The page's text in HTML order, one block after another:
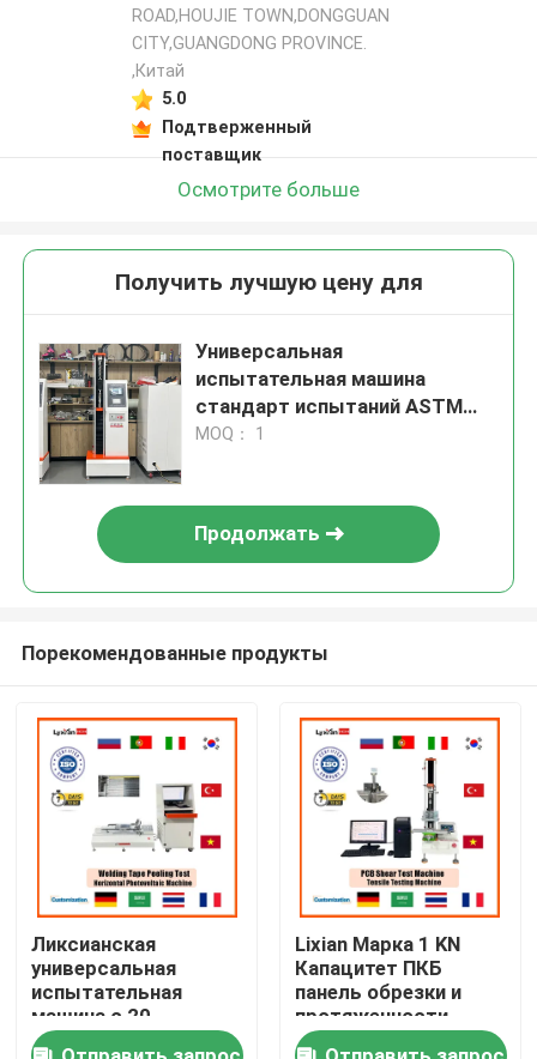
Дом
Товары
VR-шоу
ROAD,HOUJIE TOWN,DONGGUAN
CITY,GUANGDONG PROVINCE.
,Китай
5.0
Подтверженный
поставщик
Осмотрите больше
Получить лучшую цену для
Универсальная
испытательная машина
стандарт испытаний ASTM
D2209 для оборудования для
MOQ： 1
Продолжать
Порекомендованные продукты
Ликсианская
универсальная
испытательная
машина с 20-
станционным
Lixian Марка 1 KN
Капацитет ПКБ
панель обрезки и
протяженности
испытания